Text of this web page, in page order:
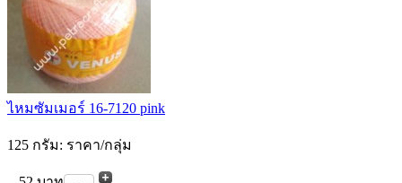
ไหมซัมเมอร์ 16-7120 pink
125 กรัม: ราคา/กลุ่ม